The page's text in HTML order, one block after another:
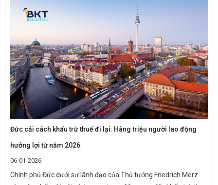
Đức cải cách khấu trừ thuế đi lại: Hàng triệu người lao động
hưởng lợi từ năm 2026
06-01-2026
Chính phủ Đức dưới sự lãnh đạo của Thủ tướng Friedrich Merz